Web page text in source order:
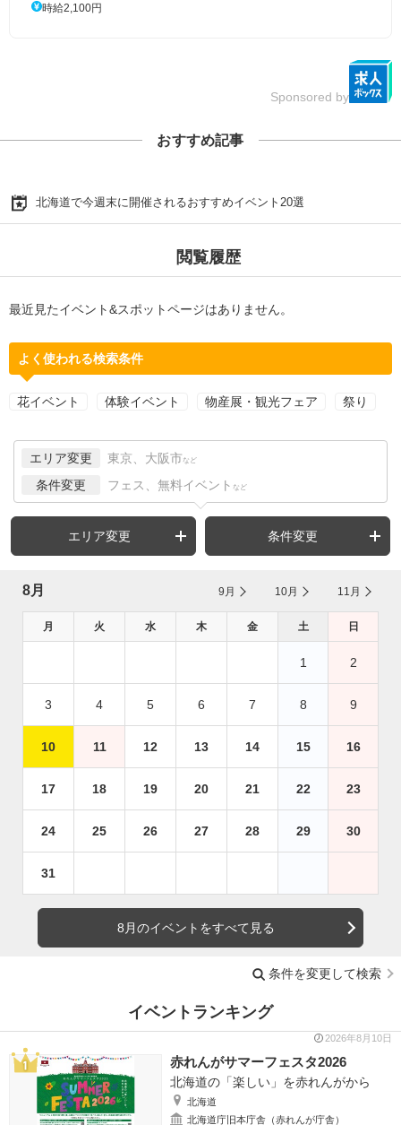
時給2,100円
Sponsored by
おすすめ記事
北海道で今週末に開催されるおすすめイベント20選
閲覧履歴
最近見たイベント&スポットページはありません。
よく使われる検索条件
花イベント 体験イベント 物産展・観光フェア 祭り
エリア変更 東京、大阪市 など
条件変更 フェス、無料イベント など
エリア変更 条件変更
8月 9月 10月 11月
月 火 水 木 金 土 日
1 2
3 4 5 6 7 8 9
10 11 12 13 14 15 16
17 18 19 20 21 22 23
24 25 26 27 28 29 30
31
8月のイベントをすべて見る
条件を変更して検索
イベントランキング
2026年8月10日
赤れんがサマーフェスタ2026
北海道の「楽しい」を赤れんがから
北海道
北海道庁旧本庁舎（赤れんが庁舎）